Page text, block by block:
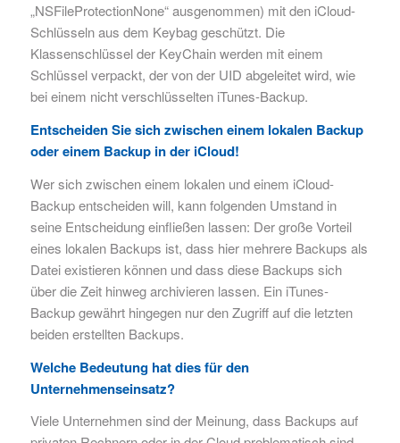
„NSFileProtectionNone“ ausgenommen) mit den iCloud-
Schlüsseln aus dem Keybag geschützt. Die
Klassenschlüssel der KeyChain werden mit einem
Schlüssel verpackt, der von der UID abgeleitet wird, wie
bei einem nicht verschlüsselten iTunes-Backup.
Entscheiden Sie sich zwischen einem lokalen Backup
oder einem Backup in der iCloud!
Wer sich zwischen einem lokalen und einem iCloud-
Backup entscheiden will, kann folgenden Umstand in
seine Entscheidung einfließen lassen: Der große Vorteil
eines lokalen Backups ist, dass hier mehrere Backups als
Datei existieren können und dass diese Backups sich
über die Zeit hinweg archivieren lassen. Ein iTunes-
Backup gewährt hingegen nur den Zugriff auf die letzten
beiden erstellten Backups.
Welche Bedeutung hat dies für den
Unternehmenseinsatz?
Viele Unternehmen sind der Meinung, dass Backups auf